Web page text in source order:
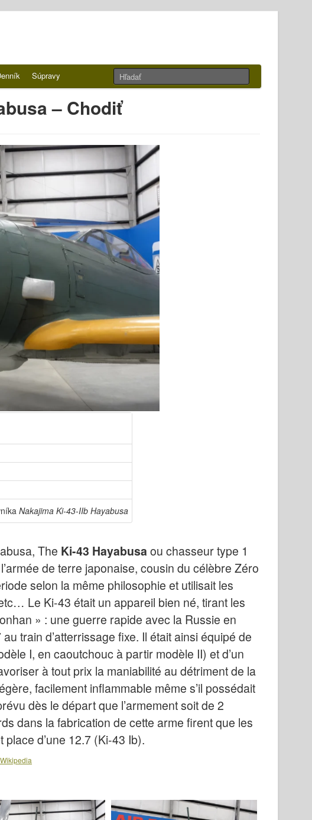
Súpravy
– Chodiť
Nakajima Ki-43-IIb Hayabusa
The Ki-43 Hayabusa ou chasseur type 1
de terre japonaise, cousin du célèbre Zéro
selon la même philosophie et utilisait les
Le Ki-43 était un appareil bien né, tirant les
» : une guerre rapide avec la Russie en
train d’atterrissage fixe. Il était ainsi équipé de
I, en caoutchouc à partir modèle II) et d’un
à tout prix la maniabilité au détriment de la
facilement inflammable même s’il possédait
dès le départ que l’armement soit de 2
dans la fabrication de cette arme firent que les
d’une 12.7 (Ki-43 Ib).